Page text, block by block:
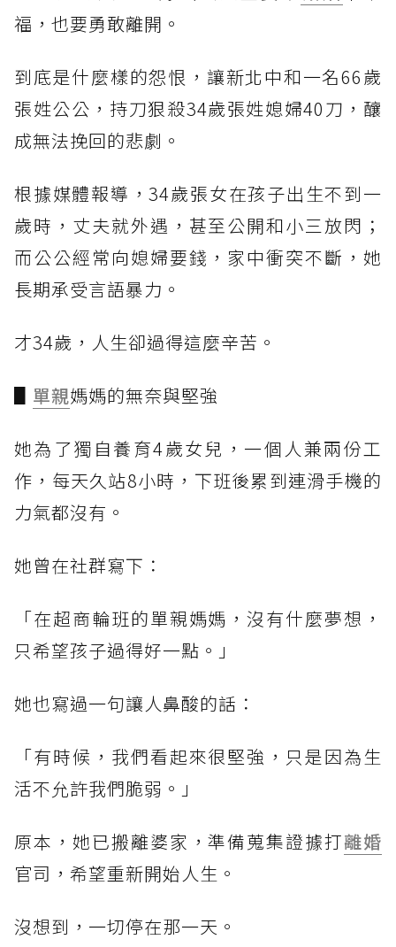
福，也要勇敢離開。
到底是什麼樣的怨恨，讓新北中和一名66歲
張姓公公，持刀狠殺34歲張姓媳婦40刀，釀
成無法挽回的悲劇。
根據媒體報導，34歲張女在孩子出生不到一
歲時，丈夫就外遇，甚至公開和小三放閃；
而公公經常向媳婦要錢，家中衝突不斷，她
長期承受言語暴力。
才34歲，人生卻過得這麼辛苦。
▋ 單親媽媽的無奈與堅強
她為了獨自養育4歲女兒，一個人兼兩份工
作，每天久站8小時，下班後累到連滑手機的
力氣都沒有。
她曾在社群寫下：
「在超商輪班的單親媽媽，沒有什麼夢想，
只希望孩子過得好一點。」
她也寫過一句讓人鼻酸的話：
「有時候，我們看起來很堅強，只是因為生
活不允許我們脆弱。」
原本，她已搬離婆家，準備蒐集證據打離婚
官司，希望重新開始人生。
沒想到，一切停在那一天。